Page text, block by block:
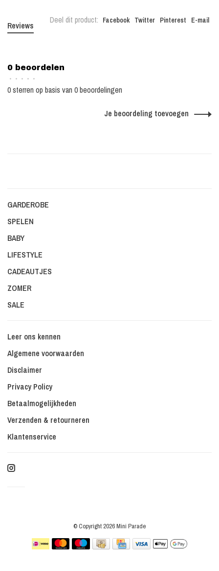
Deel dit product: Facebook Twitter Pinterest E-mail
Reviews
0 beoordelen
• • • • •
0 sterren op basis van 0 beoordelingen
Je beoordeling toevoegen
GARDEROBE
SPELEN
BABY
LIFESTYLE
CADEAUTJES
ZOMER
SALE
Leer ons kennen
Algemene voorwaarden
Disclaimer
Privacy Policy
Betaalmogelijkheden
Verzenden & retourneren
Klantenservice
© Copyright 2026 Mini Parade